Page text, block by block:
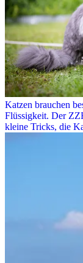
Katzen brauchen
Flüssigkeit. Der
kleine Tricks, die